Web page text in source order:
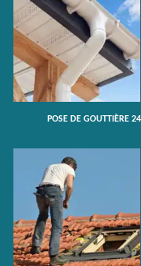
POSE DE GOUTTIÈRE 24